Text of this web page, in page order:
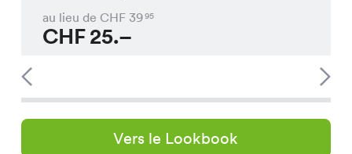
au lieu de CHF 3995
CHF25.–
Vers le Lookbook